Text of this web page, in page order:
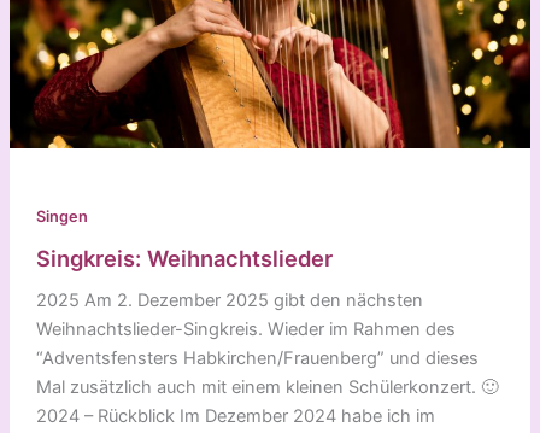
Singen
Singkreis: Weihnachtslieder
2025 Am 2. Dezember 2025 gibt den nächsten
Weihnachtslieder-Singkreis. Wieder im Rahmen des
“Adventsfensters Habkirchen/Frauenberg” und dieses
Mal zusätzlich auch mit einem kleinen Schülerkonzert. 🙂
2024 – Rückblick Im Dezember 2024 habe ich im